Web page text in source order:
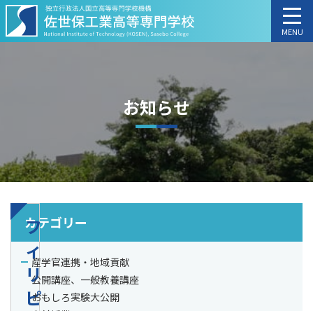
MENU
お知らせ
フ
ィ
リ
ピ
カテゴリー
産学官連携・地域貢献
公開講座、一般教養講座
おもしろ実験大公開